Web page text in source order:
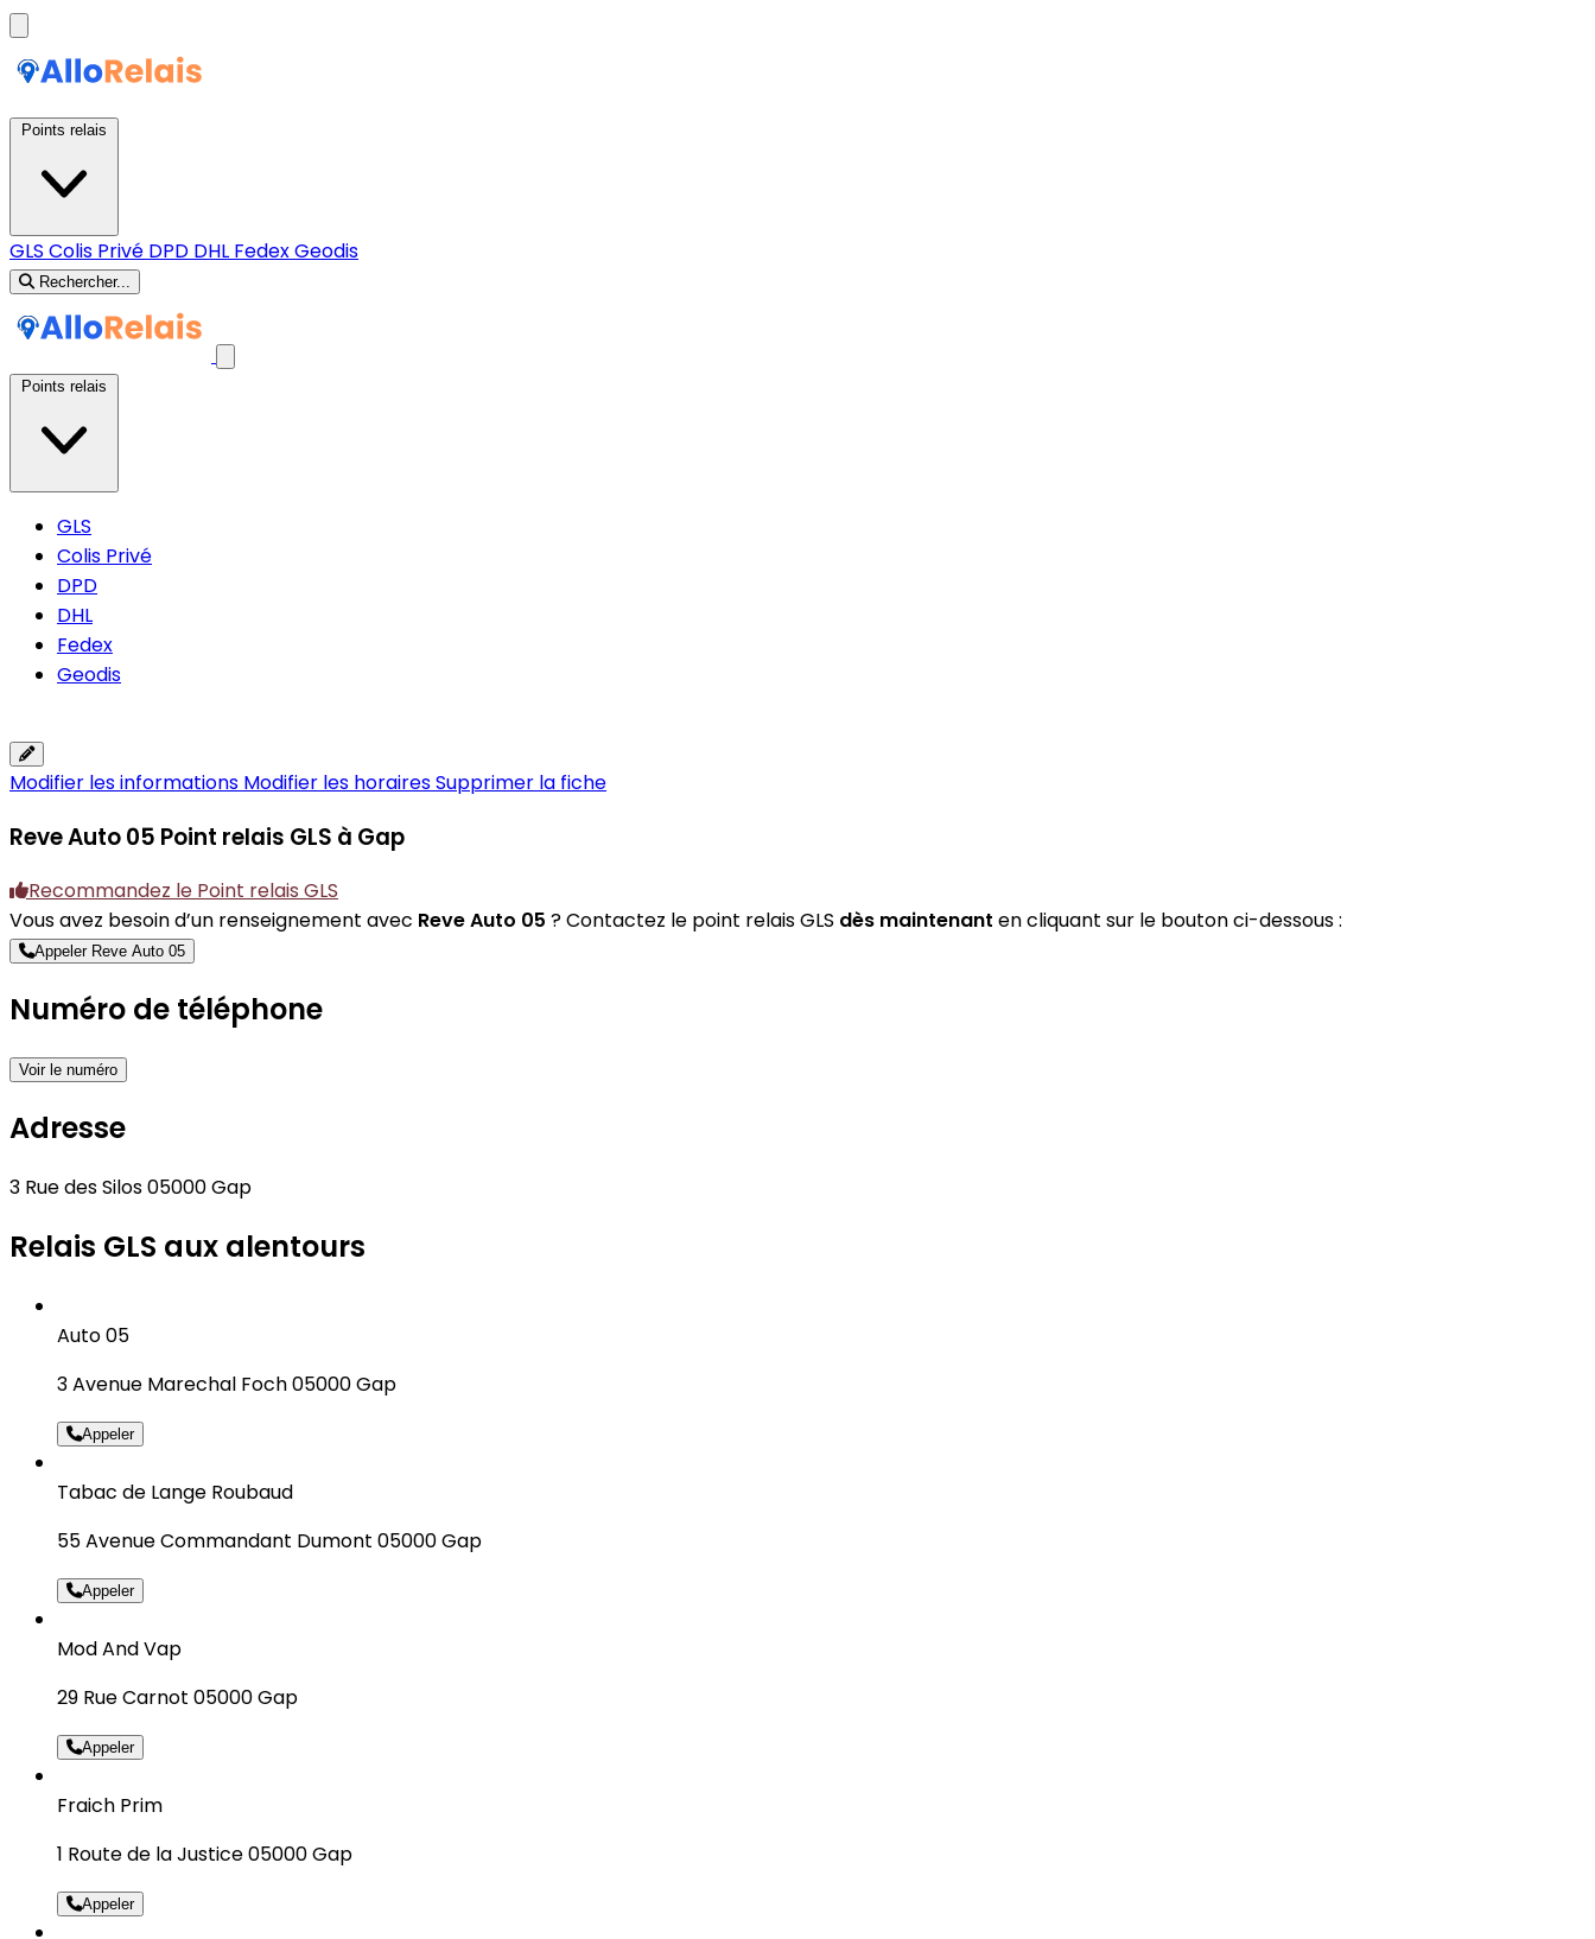
GLS Colis Privé DPD DHL FedexGeodis
Rechercher...
GLS
Colis Privé
DPD
DHL
Fedex
Geodis
Modifier les informations Modifier les horairesSupprimer la fiche
Reve Auto 05 Point relais GLS à Gap
Recommandez le Point relais GLS
Vous avez besoin d’un renseignement avec Reve Auto 05 ? Contactez le point relais GLS dès maintenant en cliquant sur le bouton ci-dessous :
Appeler Reve Auto 05
Numéro de téléphone
Voir le numéro
Adresse
3 Rue des Silos 05000 Gap
Relais GLS aux alentours
Auto 05
3 Avenue Marechal Foch 05000 Gap
Appeler
Tabac de Lange Roubaud
55 Avenue Commandant Dumont 05000 Gap
Appeler
Mod And Vap
29 Rue Carnot 05000 Gap
Appeler
Fraich Prim
1 Route de la Justice 05000 Gap
Appeler